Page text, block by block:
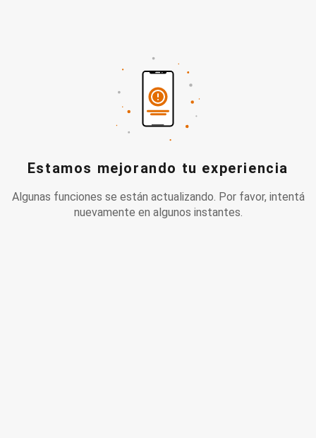
Estamos mejorando tu experiencia
Algunas funciones se están actualizando. Por favor, intentá
nuevamente en algunos instantes.